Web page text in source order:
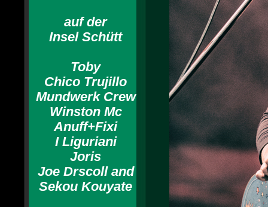
auf der
Insel Schütt
Toby
Chico Trujillo
Mundwerk Crew
Winston Mc
Anuff+Fixi
I Liguriani
Joris
Joe Drscoll and
Sekou Kouyate